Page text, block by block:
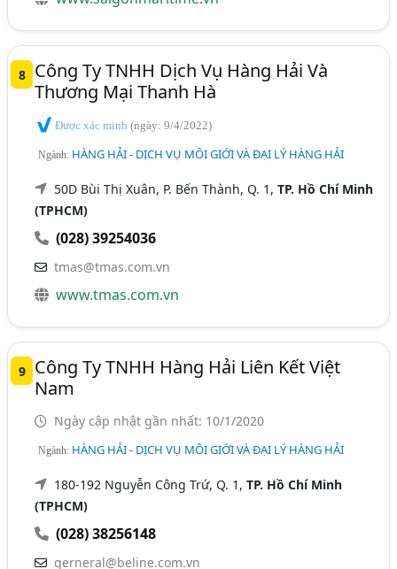
8
Công Ty TNHH Dịch Vụ Hàng Hải Và
Thương Mại Thanh Hà
Được xác minh(ngày: 9/4/2022)
Ngành: HÀNG HẢI - DỊCH VỤ MÔI GIỚI VÀ ĐẠI LÝ HÀNG HẢI
50D Bùi Thị Xuân, P. Bến Thành, Q. 1,TP. Hồ Chí Minh
(TPHCM)
(028) 39254036
tmas@tmas.com.vn
www.tmas.com.vn
9
Công Ty TNHH Hàng Hải Liên Kết Việt
Nam
Ngày cập nhật gần nhất: 10/1/2020
Ngành: HÀNG HẢI - DỊCH VỤ MÔI GIỚI VÀ ĐẠI LÝ HÀNG HẢI
180-192 Nguyễn Công Trứ, Q. 1,TP. Hồ Chí Minh
(TPHCM)
(028) 38256148
gerneral@beline.com.vn